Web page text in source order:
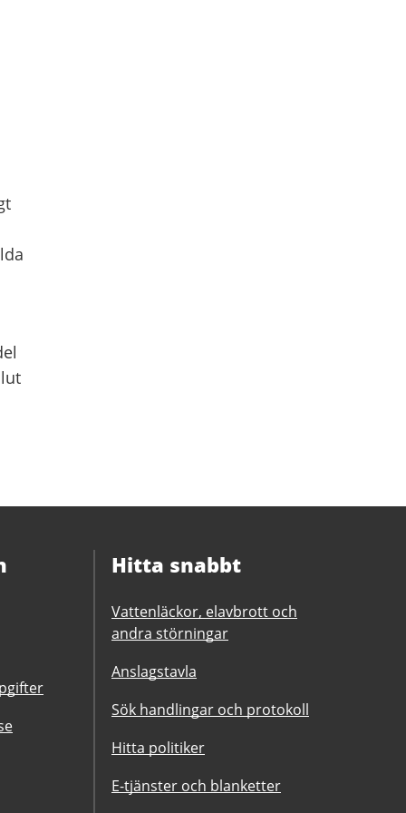
Hitta snabbt
Vattenläckor, elavbrott och
andra störningar
Anslagstavla
Sök handlingar och protokoll
Hitta politiker
E-tjänster och blanketter